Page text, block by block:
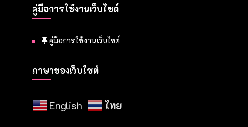
คู่มือการใช้งานเว็บไซต์
คู่มือการใช้งานเว็บไซต์
ภาษาของเว็บไซต์
English ไทย